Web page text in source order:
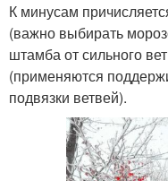
К минусам
(важно выбирать
штамба от сильного
(применяются
подвязки ветвей).